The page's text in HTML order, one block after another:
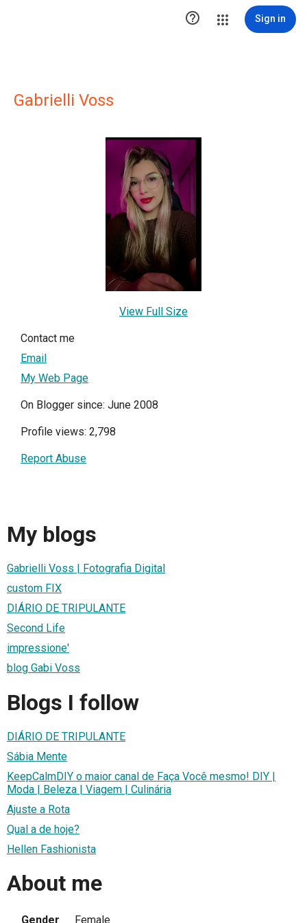
 Sign in
Gabrielli Voss
View Full Size
Contact me
Email
My Web Page
On Blogger since: June 2008
Profile views: 2,798
Report Abuse
My blogs
Gabrielli Voss | Fotografia Digital
custom FIX
DIÁRIO DE TRIPULANTE
Second Life
impressione'
blog Gabi Voss
Blogs I follow
DIÁRIO DE TRIPULANTE
Sábia Mente
KeepCalmDIY o maior canal de Faça Você mesmo! DIY |
Moda | Beleza | Viagem | Culinária
Ajuste a Rota
Qual a de hoje?
Hellen Fashionista
About me
Gender Female